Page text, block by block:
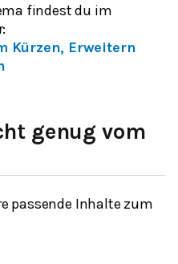
findest du im
:
Kürzen, Erweitern
genug vom
passende Inhalte zum